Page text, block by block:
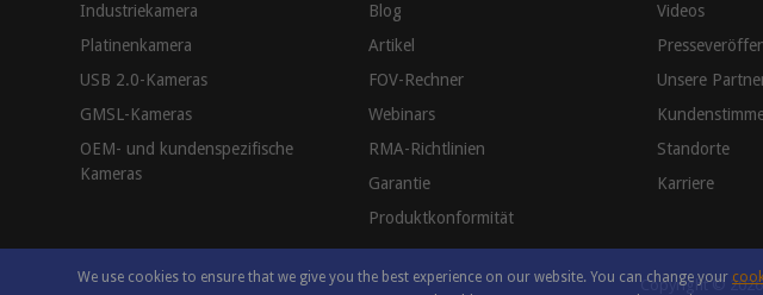
Industriekamera
Platinenkamera
USB 2.0-Kameras
GMSL-Kameras
OEM- und kundenspezifische
Kameras
Blog
Artikel
FOV-Rechner
Webinars
RMA-Richtlinien
Garantie
Produktkonformität
Videos
Unsere
Standorte
Karriere
Copyright © 2026
We use cookies to ensure that we give you the best experience on our website. You can change your